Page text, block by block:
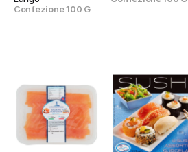
Confezione 100 G